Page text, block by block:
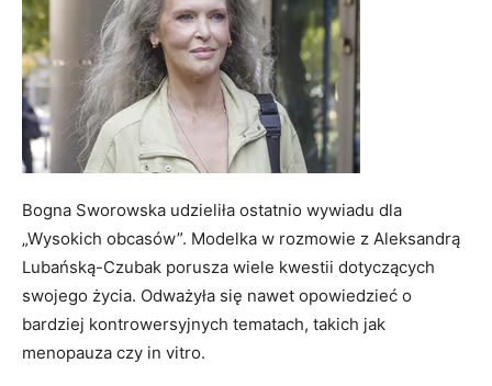
Bogna Sworowska udzieliła ostatnio wywiadu dla
„Wysokich obcasów”. Modelka w rozmowie z Aleksandrą
Lubańską-Czubak porusza wiele kwestii dotyczących
swojego życia. Odważyła się nawet opowiedzieć o
bardziej kontrowersyjnych tematach, takich jak
menopauza czy in vitro.